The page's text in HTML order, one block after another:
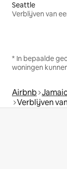
Seattle
Verblijven van
* In bepaalde
woningen
Airbnb
Verblijven